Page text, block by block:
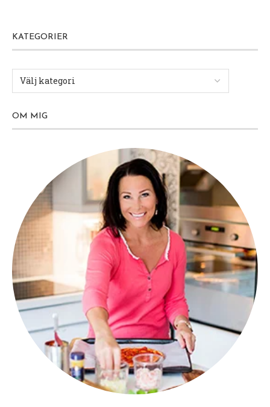
KATEGORIER
OM MIG